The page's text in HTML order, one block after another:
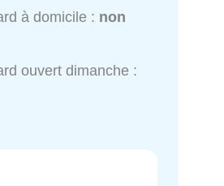
à domicile : non
ouvert dimanche :